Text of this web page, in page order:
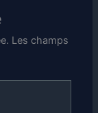
Les champs